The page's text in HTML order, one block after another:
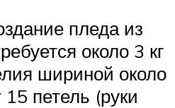
пледа из
около 3 кг
шириной около
петель (руки